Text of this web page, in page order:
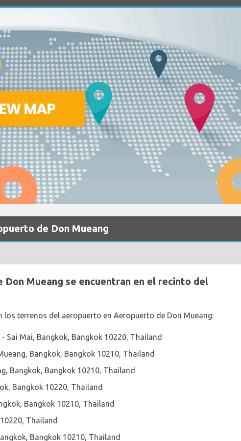
de Don Mueang
Mueang se encuentran en el recinto del
terrenos del aeropuerto en Aeropuerto de Don Mueang:
- Sai Mai, Bangkok, Bangkok 10220, Thailand
Bangkok, Bangkok 10210, Thailand
Bangkok, Bangkok 10210, Thailand
Bangkok 10220, Thailand
Bangkok 10210, Thailand
Thailand
Bangkok 10210, Thailand